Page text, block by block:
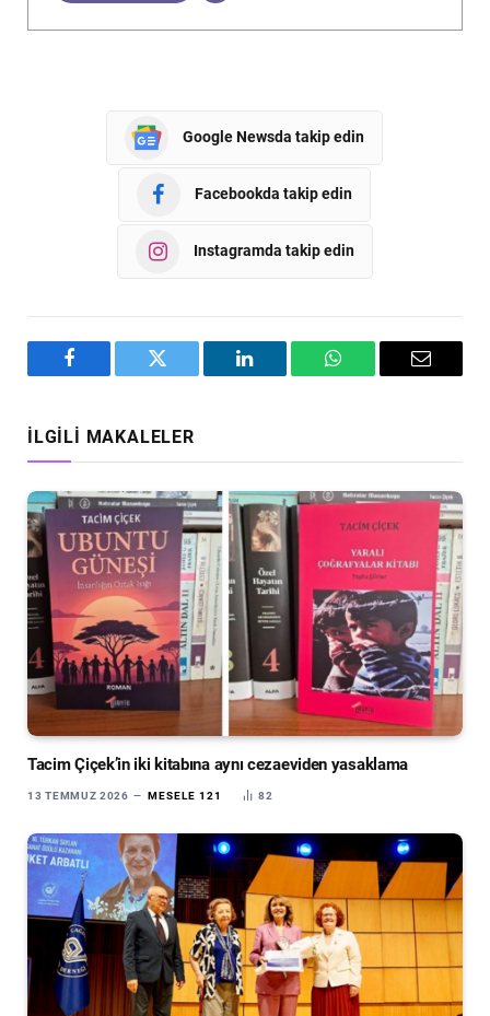
Google Newsda takip edin
Facebookda takip edin
Instagramda takip edin
Facebook Twitter LinkedIn WhatsAppEmail
İLGILI MAKALELER
Tacim Çiçek’in iki kitabına aynı cezaeviden yasaklama
13 TEMMUZ 2026 MESELE 121 82